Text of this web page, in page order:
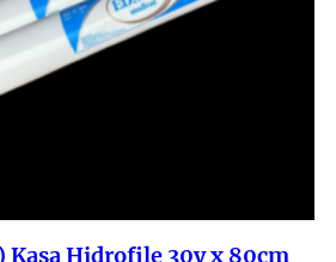
Kasa Hidrofile 30y x 80cm